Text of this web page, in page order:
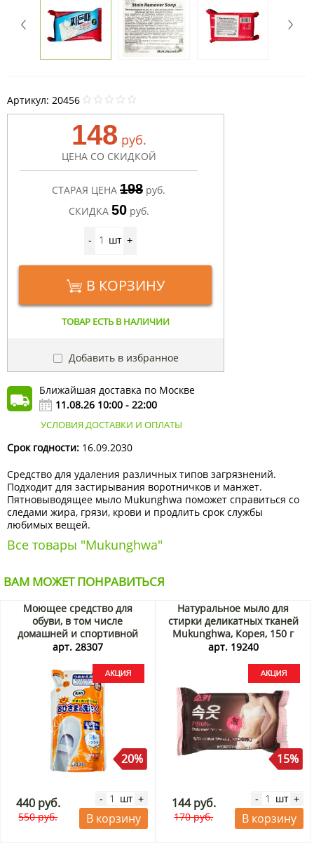
Артикул: 20456
148 руб.
ЦЕНА СО СКИДКОЙ
СТАРАЯ ЦЕНА 198 руб.
СКИДКА 50 руб.
- шт +
В КОРЗИНУ
ТОВАР ЕСТЬ В НАЛИЧИИ
Добавить в избранное
Ближайшая доставка по Москве
11.08.26 10:00 - 22:00
УСЛОВИЯ ДОСТАВКИ И ОПЛАТЫ
Срок годности: 16.09.2030
Средство для удаления различных типов загрязнений.
Подходит для застирывания воротничков и манжет.
Пятновыводящее мыло Mukunghwa поможет справиться со
следами жира, грязи, крови и продлить срок службы
любимых вещей.
Все товары "Mukunghwa"
ВАМ МОЖЕТ ПОНРАВИТЬСЯ
Моющее средство для
обуви, в том числе
домашней и спортивной
(сменная упаковка) Эс Ти /
арт. 28307
20%
440 руб.
550 руб.
- шт +
В корзину
Натуральное мыло для
стирки деликатных тканей
Mukunghwa, Корея, 150 г
Акция
арт. 19240
15%
144 руб.
170 руб.
- шт +
В корзину